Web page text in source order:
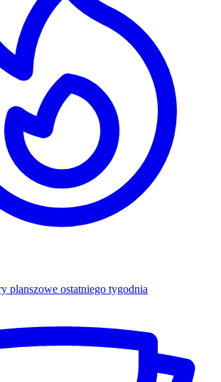
planszowe ostatniego tygodnia